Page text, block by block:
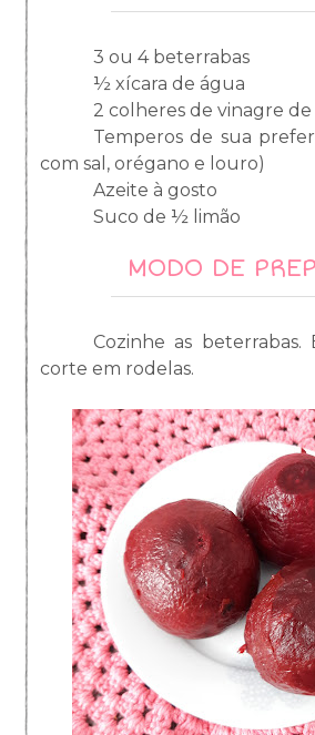
3 ou 4 beterrabas
½ xícara de água
2 colheres de vinagre de
Temperos de sua
com sal, orégano e louro)
Azeite à gosto
Suco de ½ limão
MODO DE
Cozinhe as beterrabas.
corte em rodelas.